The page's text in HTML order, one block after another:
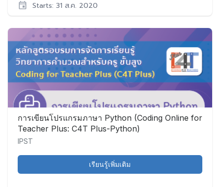
Starts: 31 ส.ค. 2020
IPST
CS005
เริ่ม:
31
ส.ค.
2020
การเขียนโปรแกรมภาษา Python (Coding Online for
Teacher Plus: C4T Plus-Python)
IPST
เรียนรู้เพิ่มเติม